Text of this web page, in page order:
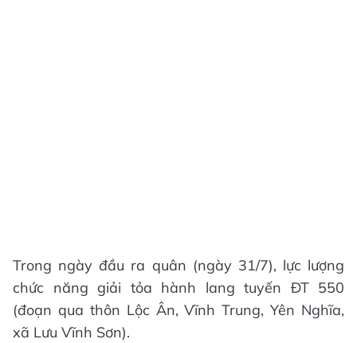
Trong ngày đầu ra quân (ngày 31/7), lực lượng
chức năng giải tỏa hành lang tuyến ĐT 550
(đoạn qua thôn Lộc Ân, Vĩnh Trung, Yên Nghĩa,
xã Lưu Vĩnh Sơn).